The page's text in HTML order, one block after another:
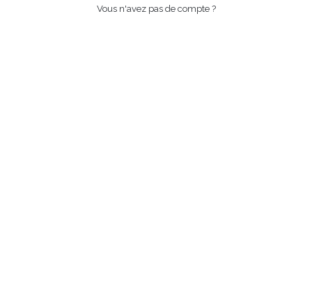
Vous n'avez pas de compte ?